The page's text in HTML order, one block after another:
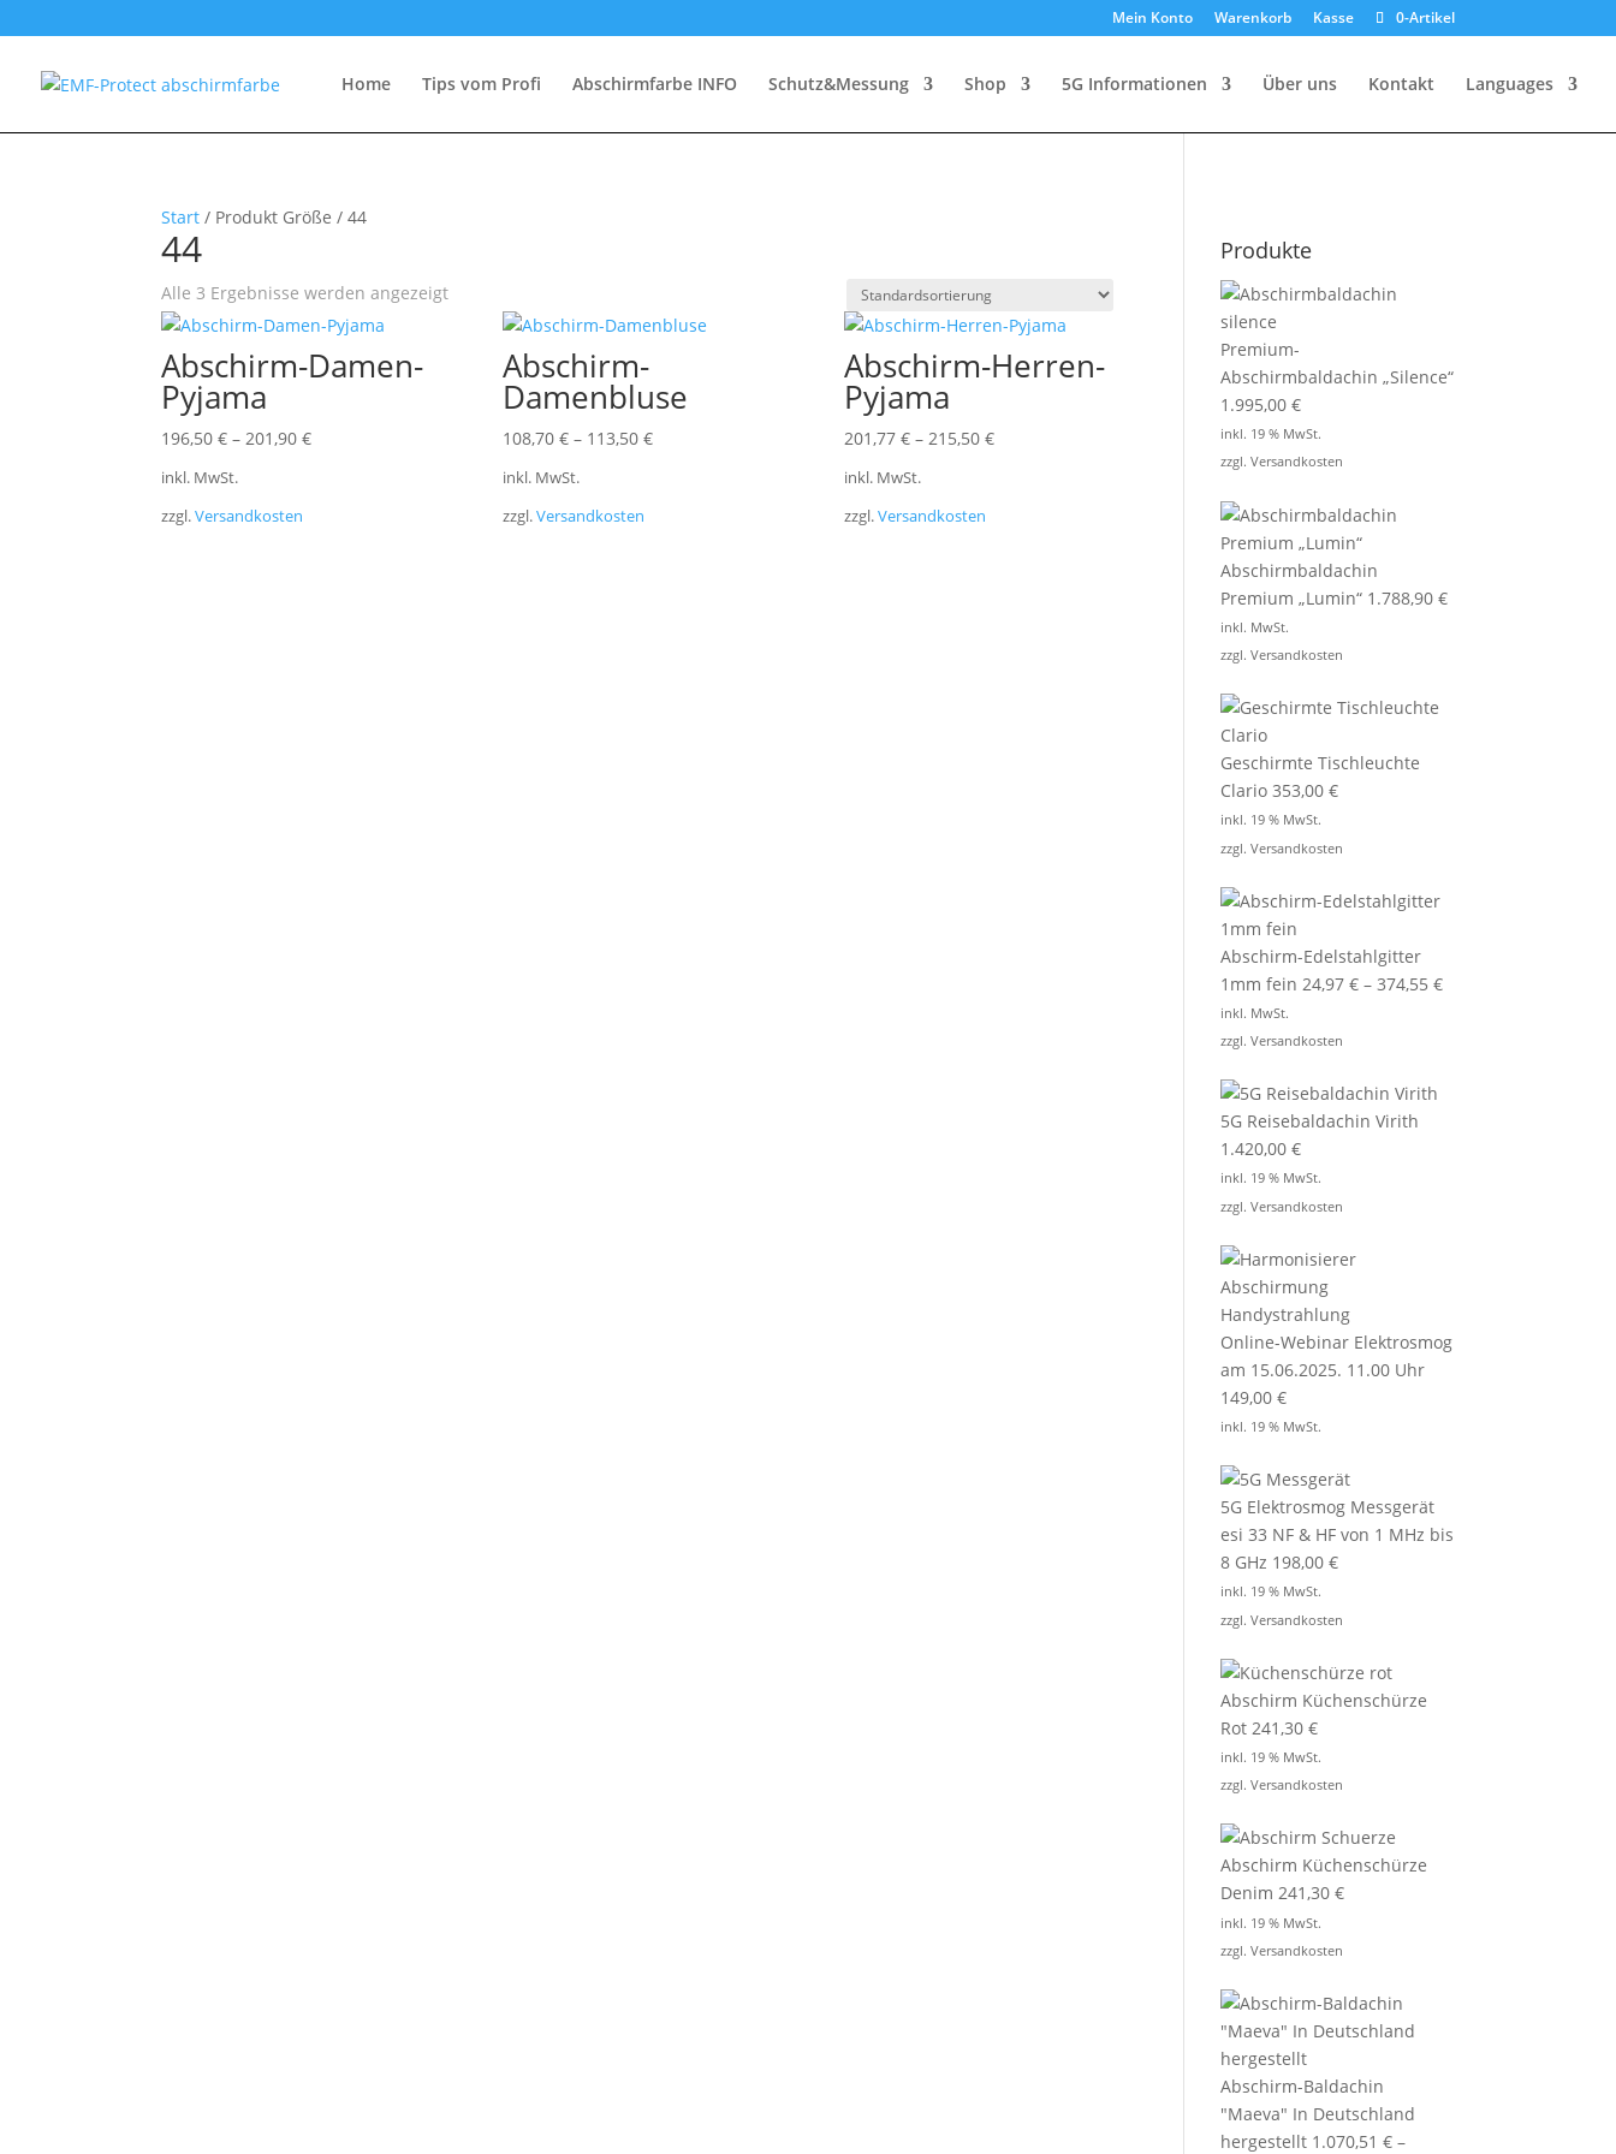
Mein Konto Warenkorb Kasse 0-Artikel
Home Tips vom Profi Abschirmfarbe INFO Schutz&Messung Shop 5G Informationen Über uns Kontakt Languages
Start / Produkt Größe / 44
44
Alle 3 Ergebnisse werden angezeigt
Abschirm-Damen-
Pyjama
196,50€ –201,90€
inkl. MwSt.
zzgl.Versandkosten
Abschirm-
Damenbluse
108,70 €– 113,50 €
inkl. MwSt.
zzgl.Versandkosten
Abschirm-Herren-
Pyjama
201,77 €– 215,50 €
inkl. MwSt.
zzgl.Versandkosten
Produkte
Premium-
Abschirmbaldachin „Silence“
1.995,00€
inkl. 19 % MwSt.
zzgl.Versandkosten
Abschirmbaldachin
Premium „Lumin“ 1.788,90€
inkl. MwSt.
zzgl.Versandkosten
Geschirmte Tischleuchte
Clario 353,00€
inkl. 19 % MwSt.
zzgl.Versandkosten
Abschirm-Edelstahlgitter
1mm fein 24,97€ –374,55€
inkl. MwSt.
zzgl.Versandkosten
5G Reisebaldachin Virith
1.420,00€
inkl. 19 % MwSt.
zzgl.Versandkosten
Online-Webinar Elektrosmog
am 15.06.2025. 11.00 Uhr
149,00€
inkl. 19 % MwSt.
5G Elektrosmog Messgerät
esi 33 NF & HF von 1 MHz bis
8 GHz 198,00€
inkl. 19 % MwSt.
zzgl.Versandkosten
Abschirm Küchenschürze
Rot 241,30€
inkl. 19 % MwSt.
zzgl.Versandkosten
Abschirm Küchenschürze
Denim 241,30€
inkl. 19 % MwSt.
zzgl.Versandkosten
Abschirm-Baldachin
"Maeva" In Deutschland
hergestellt 1.070,51€ –